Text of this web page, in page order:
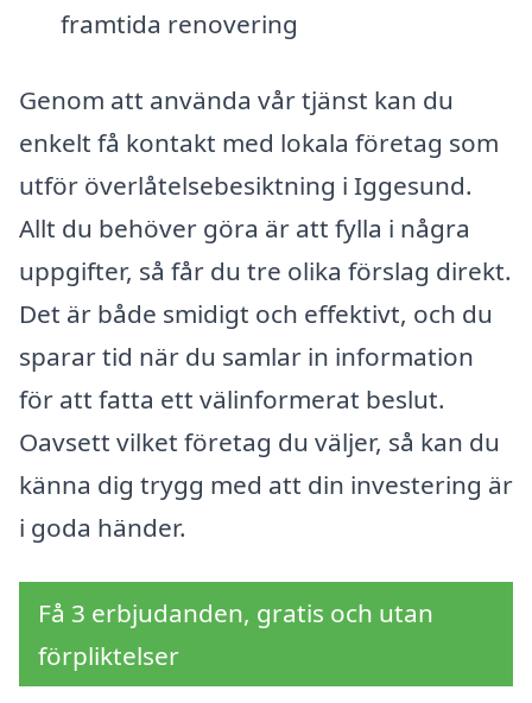
framtida renovering
Genom att använda vår tjänst kan du
enkelt få kontakt med lokala företag som
utför överlåtelsebesiktning i Iggesund.
Allt du behöver göra är att fylla i några
uppgifter, så får du tre olika förslag direkt.
Det är både smidigt och effektivt, och du
sparar tid när du samlar in information
för att fatta ett välinformerat beslut.
Oavsett vilket företag du väljer, så kan du
känna dig trygg med att din investering är
i goda händer.
Få 3 erbjudanden, gratis och utan
förpliktelser